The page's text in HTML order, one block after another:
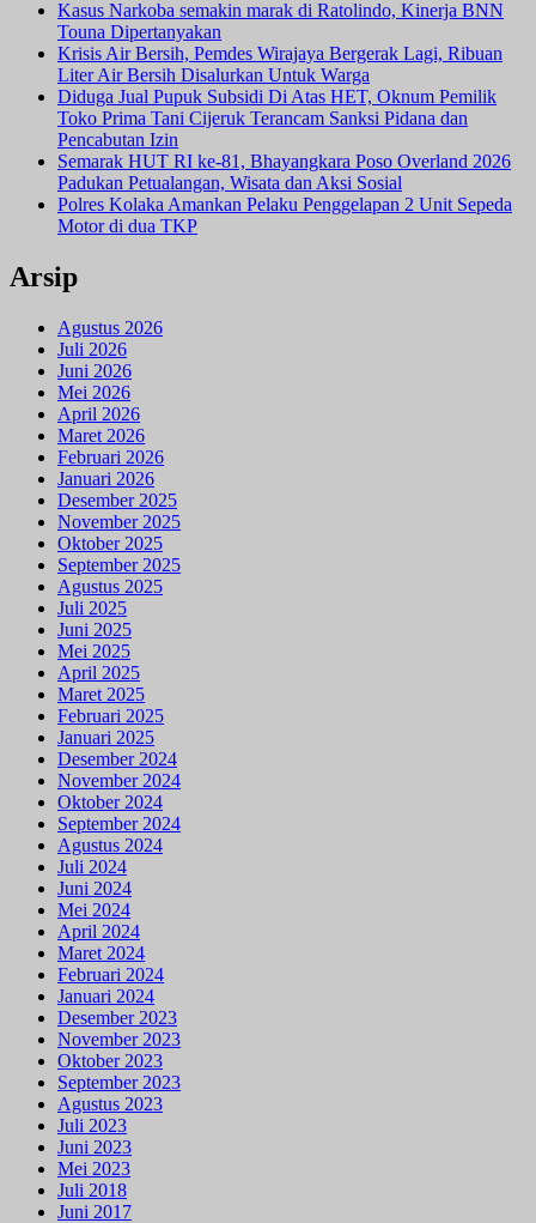
Kasus Narkoba semakin marak di Ratolindo, Kinerja BNN
Touna Dipertanyakan
Krisis Air Bersih, Pemdes Wirajaya Bergerak Lagi, Ribuan
Liter Air Bersih Disalurkan Untuk Warga
Diduga Jual Pupuk Subsidi Di Atas HET, Oknum Pemilik
Toko Prima Tani Cijeruk Terancam Sanksi Pidana dan
Pencabutan Izin
Semarak HUT RI ke-81, Bhayangkara Poso Overland 2026
Padukan Petualangan, Wisata dan Aksi Sosial
Polres Kolaka Amankan Pelaku Penggelapan 2 Unit Sepeda
Motor di dua TKP
Arsip
Agustus 2026
Juli 2026
Juni 2026
Mei 2026
April 2026
Maret 2026
Februari 2026
Januari 2026
Desember 2025
November 2025
Oktober 2025
September 2025
Agustus 2025
Juli 2025
Juni 2025
Mei 2025
April 2025
Maret 2025
Februari 2025
Januari 2025
Desember 2024
November 2024
Oktober 2024
September 2024
Agustus 2024
Juli 2024
Juni 2024
Mei 2024
April 2024
Maret 2024
Februari 2024
Januari 2024
Desember 2023
November 2023
Oktober 2023
September 2023
Agustus 2023
Juli 2023
Juni 2023
Mei 2023
Juli 2018
Juni 2017